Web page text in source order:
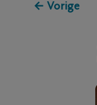
← Vorige